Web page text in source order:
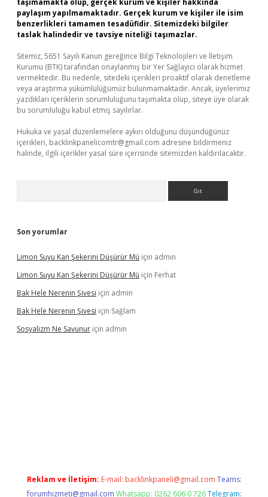
taşımamakta olup, gerçek kurum ve kişiler hakkında
paylaşım yapılmamaktadır. Gerçek kurum ve kişiler ile isim
benzerlikleri tamamen tesadüfidir. Sitemizdeki bilgiler
taslak halindedir ve tavsiye niteliği taşımazlar.
Sitemiz, 5651 Sayılı Kanun gereğince Bilgi Teknolojileri ve İletişim
Kurumu (BTK) tarafından onaylanmış bir Yer Sağlayıcı olarak hizmet
vermektedir. Bu nedenle, sitedeki içerikleri proaktif olarak denetleme
veya araştırma yükümlülüğümüz bulunmamaktadır. Ancak, üyelerimiz
yazdıkları içeriklerin sorumluluğunu taşımakta olup, siteye üye olarak
bu sorumluluğu kabul etmiş sayılırlar.
Hukuka ve yasal düzenlemelere aykırı olduğunu düşündüğünüz
içerikleri, backlinkpanelicomtr@gmail.com adresine bildirmeniz
halinde, ilgili içerikler yasal süre içerisinde sitemizden kaldırılacaktır.
Son yorumlar
Limon Suyu Kan Şekerini Düşürür Mü için admin
Limon Suyu Kan Şekerini Düşürür Mü için Ferhat
Bak Hele Nerenin Şivesi için admin
Bak Hele Nerenin Şivesi için Sağlam
Sosyalizm Ne Savunur için admin
Reklam ve İletişim: E-mail: backlinkpaneli@gmail.com Teams:
forumhizmeti@gmail.com Whatsapp: 0262 606 0 726 Telegram: